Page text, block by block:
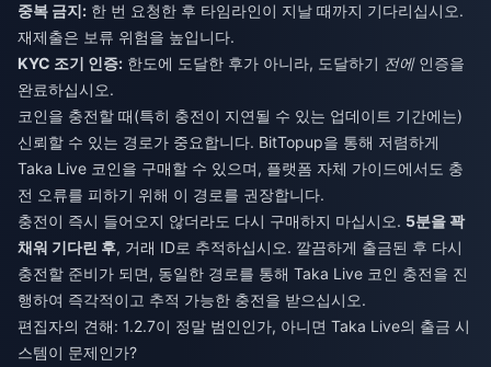
중복 금지: 한 번 요청한 후 타임라인이 지날 때까지 기다리십시오.
재제출은 보류 위험을 높입니다.
KYC 조기 인증: 한도에 도달한 후가 아니라, 도달하기 전에인증을
완료하십시오.
코인을 충전할 때(특히 충전이 지연될 수 있는 업데이트 기간에는)
신뢰할 수 있는 경로가 중요합니다. BitTopup을 통해 저렴하게
Taka Live 코인을 구매할 수 있으며, 플랫폼 자체 가이드에서도 충
전 오류를 피하기 위해 이 경로를 권장합니다.
충전이 즉시 들어오지 않더라도 다시 구매하지 마십시오. 5분을 꽉
채워 기다린 후, 거래 ID로 추적하십시오. 깔끔하게 출금된 후 다시
충전할 준비가 되면, 동일한 경로를 통해 Taka Live 코인 충전을 진
행하여 즉각적이고 추적 가능한 충전을 받으십시오.
편집자의 견해: 1.2.7이 정말 범인인가, 아니면 Taka Live의 출금 시
스템이 문제인가?